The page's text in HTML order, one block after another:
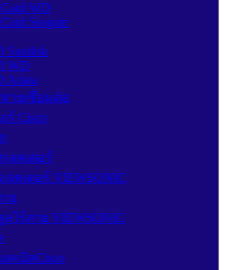
WD
Seagate
Sandisk
WD
Adata
ายเชื่อมต่อ
ร์ Cisco
เจคเตอร์
จคเตอร์ VIEWSONIC
ย
ลไร้สาย VIEWSONIC
คเบิลCisco